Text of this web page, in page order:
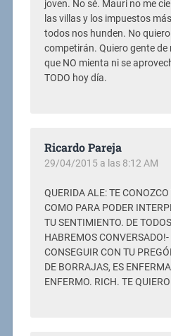
joven. No sé. Mauri no me
las villas y los impuestos
todos nos hunden. No
competirán. Quiero gente de
que NO mienta ni se
TODO hoy día.
Ricardo Pareja
29/04/2015 a las 8:12 AM
QUERIDA ALE: TE
COMO PARA PODER
TU SENTIMIENTO. DE
HABREMOS
CONSEGUIR CON TU
DE BORRAJAS, ES
ENFERMO. RICH. TE